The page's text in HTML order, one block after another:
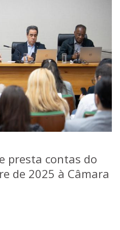
presta contas do
de 2025 à Câmara